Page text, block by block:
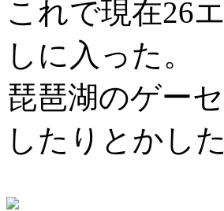
これで現在26
しに入った。
琵琶湖のゲー
したりとかし